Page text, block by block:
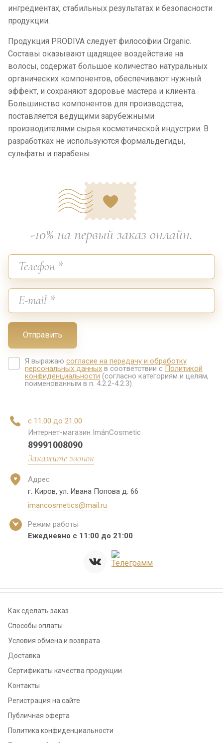
ингредиентах, стабильных результатах и безопасности
продукции.
Продукция PRODIVA следует философии Organic.
Составы оказывают щадящее воздействие на
волосы, содержат большое количество натуральных
органических компонентов, обеспечивают нужный
эффект, и сохраняют здоровье мастера и клиента.
Большинство компонентов для производства,
поставляется ведущими зарубежными
производителями сырья косметической индустрии. В
разработках не используются формальдегиды,
сульфаты и парабены.
-10% на первый заказ онлайн.
Я выражаю согласие на передачу и обработку
персональных данных в соответствии с Политикой
конфиденциальности (согласно категориям и целям,
поименованным в п. 4.2.2-4.2.3)
Отправить
с 11.00 до 21.00
Интернет-магазин ImánCosmetic
89991008090
Закажите звонок
Адрес
г. Киров, ул. Ивана Попова д. 66
imancosmetics@mail.ru
Режим работы
Ежедневно с 11:00 до 21:00
Как сделать заказ
Способы оплаты
Условия обмена и возврата
Доставка
Сертификаты качества продукции
Контакты
Регистрация на сайте
Публичная оферта
Политика конфиденциальности